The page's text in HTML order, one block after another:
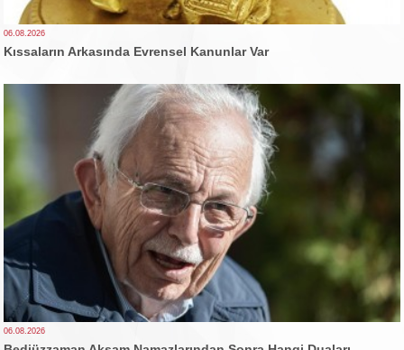
06.08.2026
Kıssaların Arkasında Evrensel Kanunlar Var
06.08.2026